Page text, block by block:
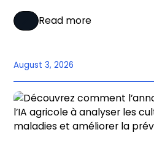
Read more
August 3, 2026